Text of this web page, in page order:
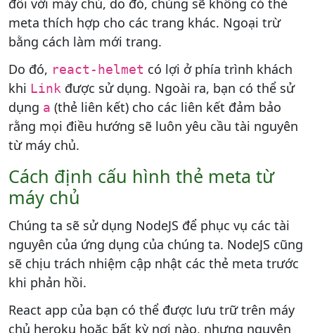
meta thích hợp cho các trang khác. Ngoại trừ
bằng cách làm mới trang.
Do đó, react-helmet có lợi ở phía trình khách
khi Link được sử dụng. Ngoài ra, bạn có thể sử
dụng a (thẻ liên kết) cho các liên kết đảm bảo
rằng mọi điều hướng sẽ luôn yêu cầu tài nguyên
từ máy chủ.
Cách định cấu hình thẻ meta từ
máy chủ
Chúng ta sẽ sử dụng NodeJS để phục vụ các tài
nguyên của ứng dụng của chúng ta. NodeJS cũng
sẽ chịu trách nhiệm cập nhật các thẻ meta trước
khi phản hồi.
React app của bạn có thể được lưu trữ trên máy
chủ heroku hoặc bất kỳ nơi nào, nhưng nguyên